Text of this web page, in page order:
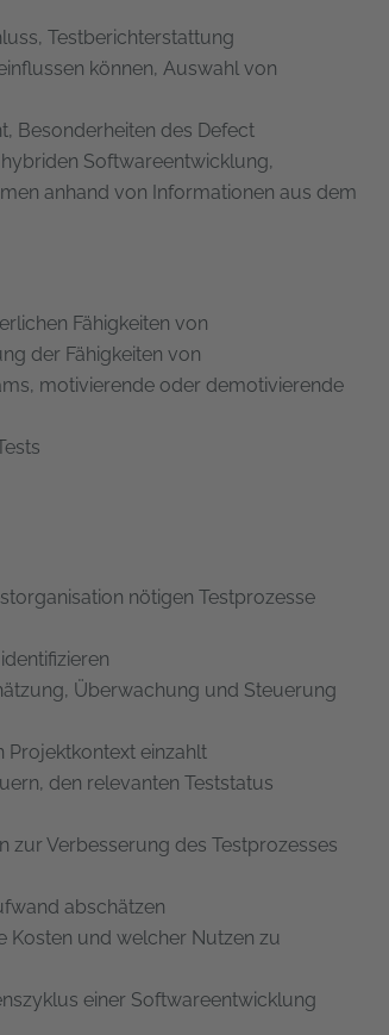
Testberichterstattung
können, Auswahl von
Besonderheiten des Defect
Softwareentwicklung,
anhand von Informationen aus dem
Fähigkeiten von
der Fähigkeiten von
motivierende oder demotivierende
nötigen Testprozesse
Überwachung und Steuerung
Projektkontext einzahlt
den relevanten Teststatus
zur Verbesserung des Testprozesses
abschätzen
Kosten und welcher Nutzen zu
einer Softwareentwicklung